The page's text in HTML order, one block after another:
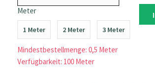
Meter
1 Meter 2 Meter 3 Meter
Mindestbestellmenge: 0,5 Meter
Verfügbarkeit: 100 Meter